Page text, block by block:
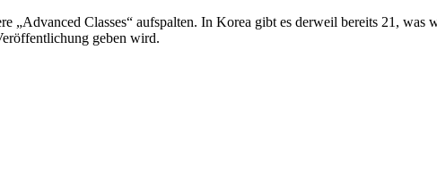
„Advanced Classes“ aufspalten. In Korea gibt es derweil bereits 21, was
geben wird.